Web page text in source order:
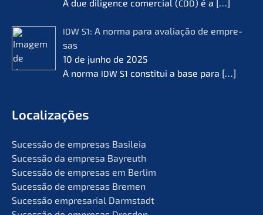
A due diligence comer­cial (CDD) é a […]
IDW S1: A norma para avalia­ção de empre­
sas
10 de junho de 2025
A norma IDW S1 consti­tui a base para […]
Locali­za­ções
Suces­são de empre­sas Basileia
Suces­são da empre­sa Bayreuth
Suces­são de empre­sas em Berlim
Suces­são de empre­sas Bremen
Suces­são empre­sa­ri­al Darmstadt